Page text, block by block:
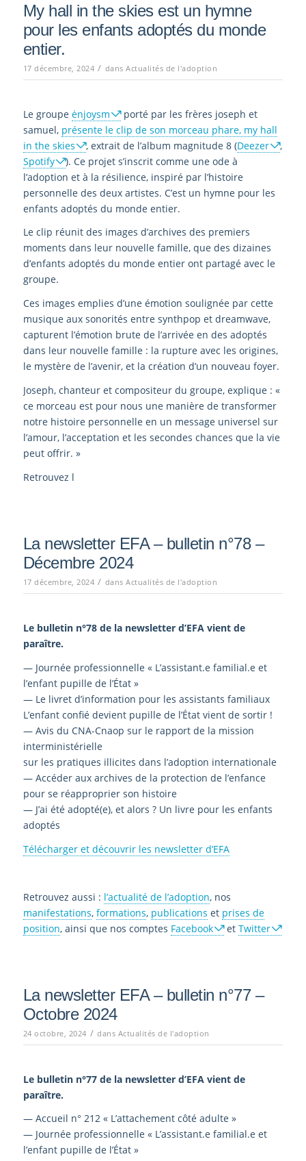
My hall in the skies est un hymne
pour les enfants adoptés du monde
entier.
17 décembre, 2024 / dansActualités de l'adoption
Le groupe ėnjoysm
porté par les frères joseph et
samuel, présente le clip de son morceau phare, my hall
in the skies
, extrait de l’album magnitude 8 (Deezer
,
Spotify
). Ce projet s’inscrit comme une ode à
l’adoption et à la résilience, inspiré par l’histoire
personnelle des deux artistes. C’est un hymne pour les
enfants adoptés du monde entier.
Le clip réunit des images d’archives des premiers
moments dans leur nouvelle famille, que des dizaines
d’enfants adoptés du monde entier ont partagé avec le
groupe.
Ces images emplies d’une émotion soulignée par cette
musique aux sonorités entre synthpop et dreamwave,
capturent l’émotion brute de l’arrivée en des adoptés
dans leur nouvelle famille : la rupture avec les origines,
le mystère de l’avenir, et la création d’un nouveau foyer.
Joseph, chanteur et compositeur du groupe, explique : «
ce morceau est pour nous une manière de transformer
notre histoire personnelle en un message universel sur
l’amour, l’acceptation et les secondes chances que la vie
peut offrir. »
Retrouvez l
La newsletter EFA – bulletin n°78 –
Décembre 2024
17 décembre, 2024 / dansActualités de l'adoption
Le bulletin n°78 de la newsletter d’EFA vient de
paraître.
— Journée professionnelle « L’assistant.e familial.e et
l’enfant pupille de l’État »
— Le livret d’information pour les assistants familiaux
L’enfant confié devient pupille de l’État vient de sortir !
— Avis du CNA-Cnaop sur le rapport de la mission
interministérielle
sur les pratiques illicites dans l’adoption internationale
— Accéder aux archives de la protection de l’enfance
pour se réapproprier son histoire
— J’ai été adopté(e), et alors ? Un livre pour les enfants
adoptés
Télécharger et découvrir les newsletter d’EFA
Retrouvez aussi : l’actualité de l’adoption, nos
manifestations, formations, publications et prises de
position, ainsi que nos comptes Facebook et Twitter
La newsletter EFA – bulletin n°77 –
Octobre 2024
24 octobre, 2024 / dans Actualités de l'adoption
Le bulletin n°77 de la newsletter d’EFA vient de
paraître.
— Accueil n° 212 « L’attachement côté adulte »
— Journée professionnelle « L’assistant.e familial.e et
l’enfant pupille de l’État »